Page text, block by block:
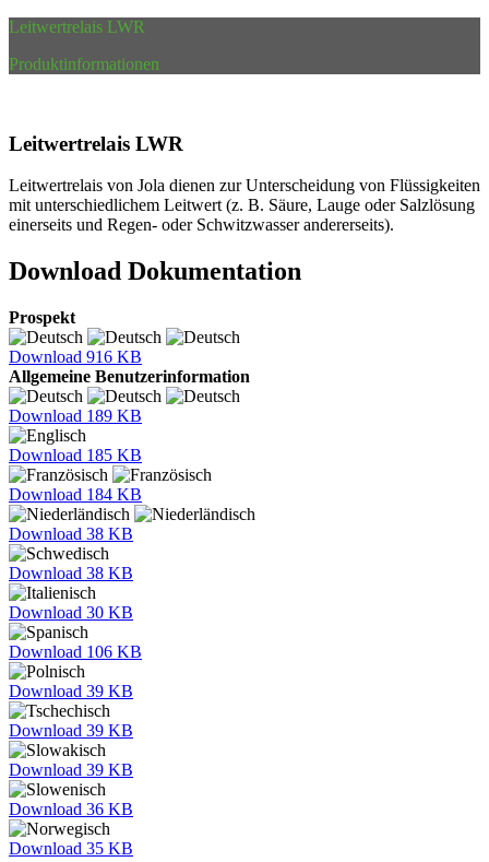
Leitwertrelais LWR
Produktinformationen
Leitwertrelais LWR
Leitwertrelais von Jola dienen zur Unterscheidung von Flüssigkeiten
mit unterschiedlichem Leitwert (z. B. Säure, Lauge oder Salzlösung
einerseits und Regen- oder Schwitzwasser andererseits).
Download Dokumentation
Prospekt
Download 916 KB
Allgemeine Benutzerinformation
Download 189 KB
Download 185 KB
Download 184 KB
Download 38 KB
Download 38 KB
Download 30 KB
Download 106 KB
Download 39 KB
Download 39 KB
Download 39 KB
Download 36 KB
Download 35 KB